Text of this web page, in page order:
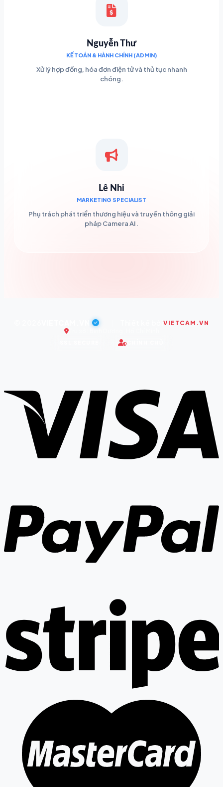
Nguyễn Thư
KẾ TOÁN & HÀNH CHÍNH (ADMIN)
Xử lý hợp đồng, hóa đơn điện tử và thủ tục nhanh
chóng.
Lê Nhi
MARKETING SPECIALIST
Phụ trách phát triển thương hiệu và truyền thông giải
pháp Camera AI.
VIETCAM.VN
Trụ sở: Bình Dương, Hồ Chí Minh
CHÍNH CHỦ